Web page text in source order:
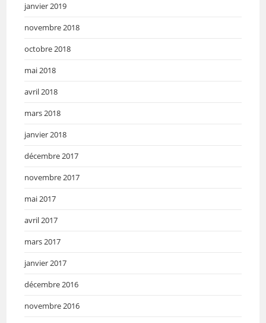
janvier 2019
novembre 2018
octobre 2018
mai 2018
avril 2018
mars 2018
janvier 2018
décembre 2017
novembre 2017
mai 2017
avril 2017
mars 2017
janvier 2017
décembre 2016
novembre 2016